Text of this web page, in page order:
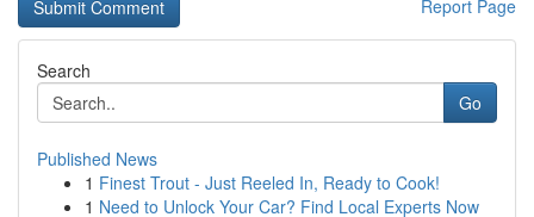
Report Page
Search
Go
Published News
1 Finest Trout - Just Reeled In, Ready to Cook!
1 Need to Unlock Your Car? Find Local Experts Now